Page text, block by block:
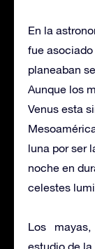
En la
fue asociado
planeaban
Aunque los
Venus esta
luna por ser
noche en
celestes
Los
estudio de la